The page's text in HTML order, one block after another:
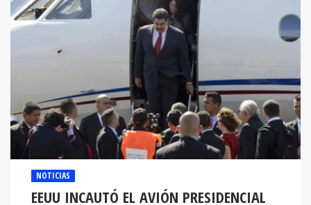
NOTICIAS
EEUU INCAUTÓ EL AVIÓN PRESIDENCIAL
DE NICOLÁS MADURO EN REPÚBLICA